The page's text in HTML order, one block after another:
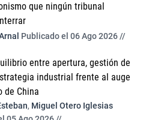
que ningún tribunal
Publicado el 06 Ago 2026 //
entre apertura, gestión de
industrial frente al auge
de China
, Miguel Otero Iglesias